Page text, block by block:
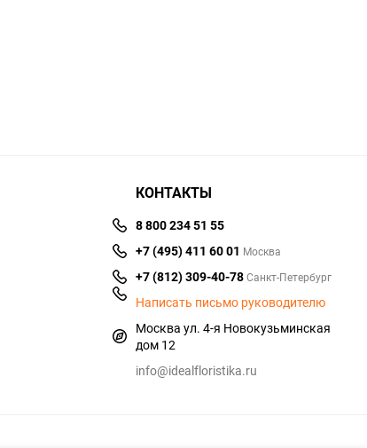
КОНТАКТЫ
8 800 234 51 55
+7 (495) 411 60 01 Москва
+7 (812) 309-40-78Санкт-Петербург
Написать письмо руководителю
Москва ул. 4-я Новокузьминская
дом 12
info@idealfloristika.ru